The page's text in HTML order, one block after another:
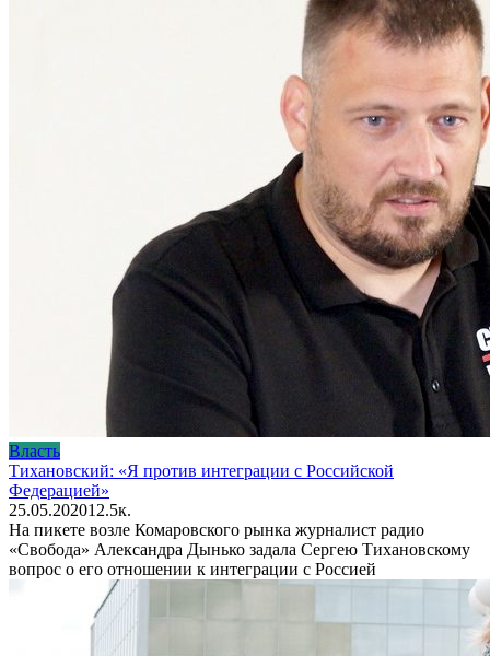
Власть
Тихановский: «Я против интеграции с Российской
Федерацией»
25.05.20201 2.5к.
На пикете возле Комаровского рынка журналист радио
«Свобода» Александра Дынько задала Сергею Тихановскому
вопрос о его отношении к интеграции с Россией